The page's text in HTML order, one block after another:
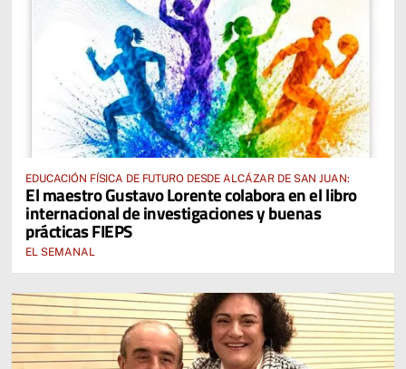
EDUCACIÓN FÍSICA DE FUTURO DESDE ALCÁZAR DE SAN JUAN:
El maestro Gustavo Lorente colabora en el libro
internacional de investigaciones y buenas
prácticas FIEPS
EL SEMANAL